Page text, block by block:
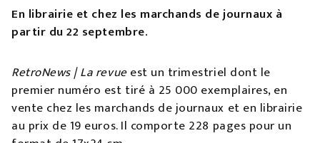
En librairie et chez les marchands de journaux à
partir du 22 septembre.
RetroNews | La revueest un trimestriel dont le
premier numéro est tiré à 25 000 exemplaires, en
vente chez les marchands de journaux et en librairie
au prix de 19 euros. Il comporte 228 pages pour un